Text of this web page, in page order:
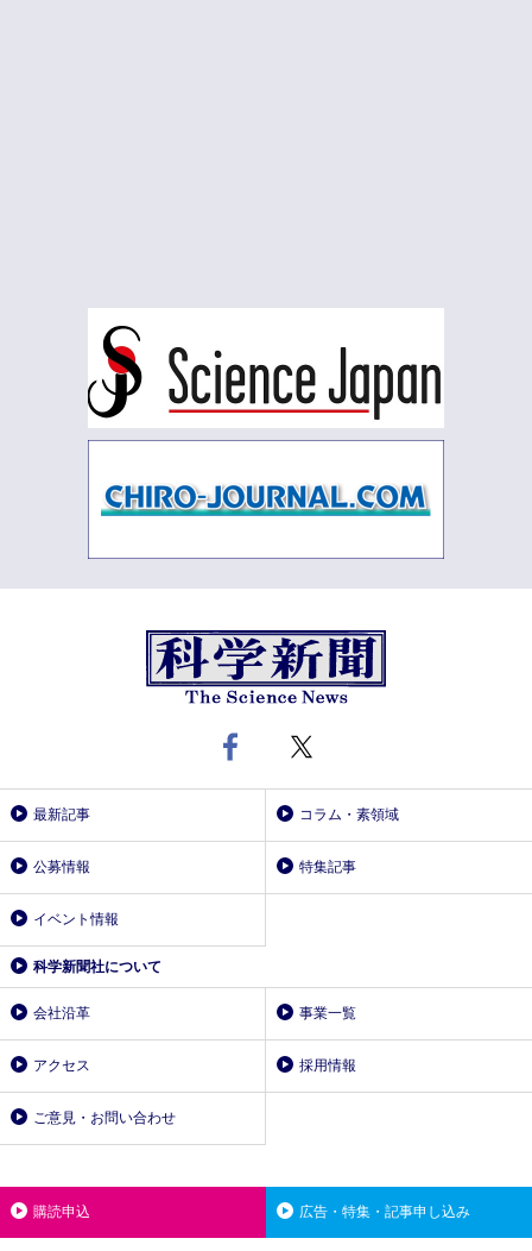
最新記事 コラム・素領域
公募情報 特集記事
イベント情報
科学新聞社について
会社沿革 事業一覧
アクセス 採用情報
ご意見・お問い合わせ
購読申込 広告・特集・記事申し込み